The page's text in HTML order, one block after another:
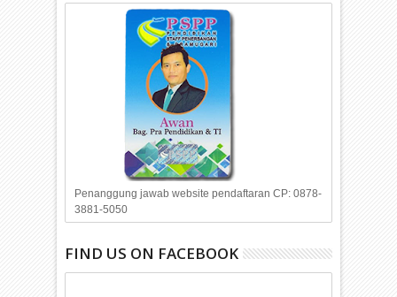
Penanggung jawab website pendaftaran CP: 0878-
3881-5050
FIND US ON FACEBOOK